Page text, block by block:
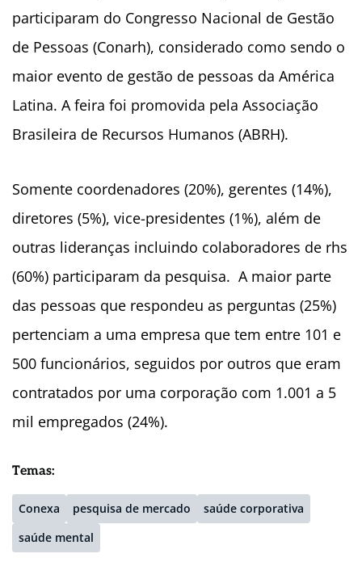
participaram do Congresso Nacional de Gestão
de Pessoas (Conarh), considerado como sendo o
maior evento de gestão de pessoas da América
Latina. A feira foi promovida pela Associação
Brasileira de Recursos Humanos (ABRH).
Somente coordenadores (20%), gerentes (14%),
diretores (5%), vice-presidentes (1%), além de
outras lideranças incluindo colaboradores de rhs
(60%) participaram da pesquisa. A maior parte
das pessoas que respondeu as perguntas (25%)
pertenciam a uma empresa que tem entre 101 e
500 funcionários, seguidos por outros que eram
contratados por uma corporação com 1.001 a 5
mil empregados (24%).
Temas:
Conexa pesquisa de mercado
saúde corporativa
saúde mental